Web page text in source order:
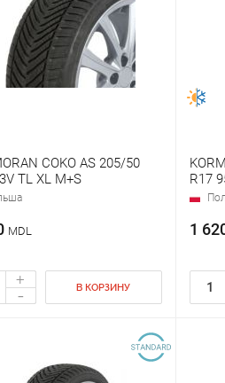
COKO AS 205/50
TL XL M+S
MDL
+
- В КОРЗИНУ
R17
1